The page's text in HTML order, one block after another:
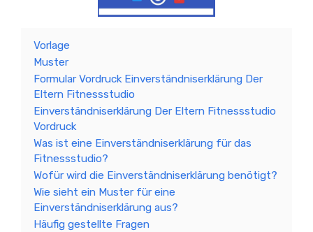
Vorlage
Muster
Formular Vordruck Einverständniserklärung Der
Eltern Fitnessstudio
Einverständniserklärung Der Eltern Fitnessstudio
Vordruck
Was ist eine Einverständniserklärung für das
Fitnessstudio?
Wofür wird die Einverständniserklärung benötigt?
Wie sieht ein Muster für eine
Einverständniserklärung aus?
Häufig gestellte Fragen